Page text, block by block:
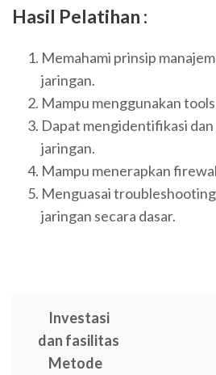
Hasil Pelatihan :
Memahami prinsip
jaringan.
Mampu menggunakan
Dapat mengidentifikasi
jaringan.
Mampu menerapkan
Menguasai
jaringan secara dasar.
Investasi
dan fasilitas
Metode